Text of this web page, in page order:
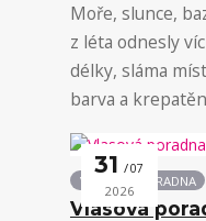
Moře, slunce,
z léta odnesly
délky, sláma
barva a
31 07
2026
VLASOVÁ PORADNA
Vlasová